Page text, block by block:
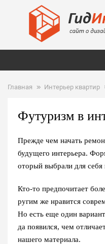
Главная Интерьер квартир
Футуризм в
Прежде чем начать
будущего интерьера.
оторый выбрали для себя
Кто-то предпочитает
ругим же нравится
Но есть еще один
да появился, чем
нашего материала.